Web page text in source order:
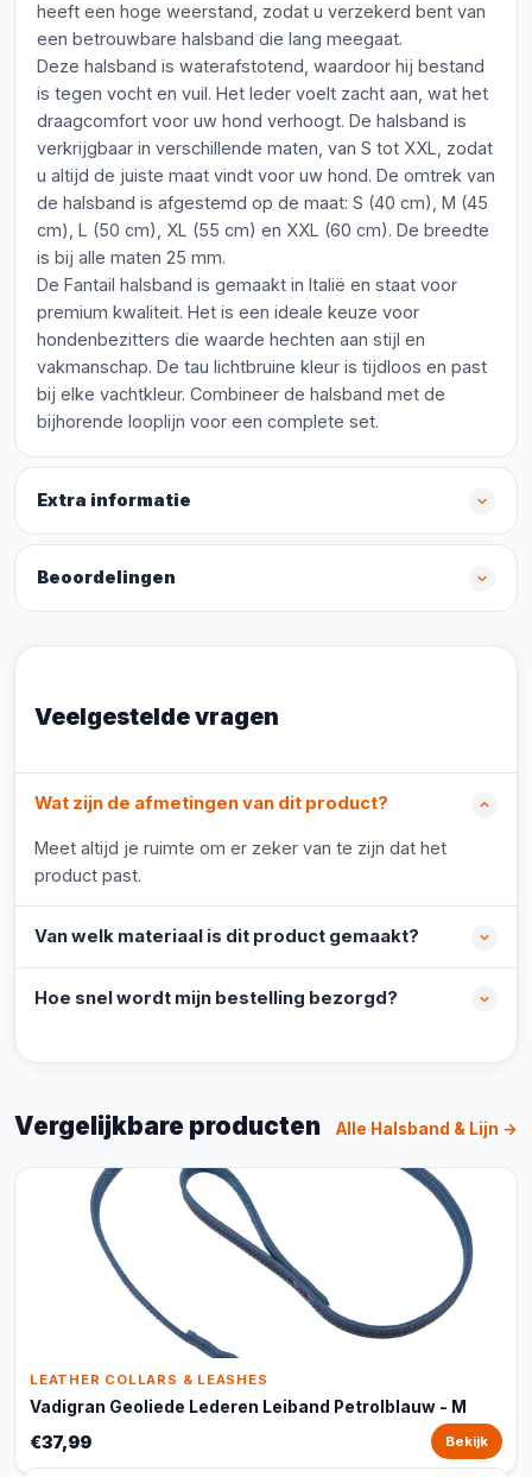
heeft een hoge weerstand, zodat u verzekerd bent van
een betrouwbare halsband die lang meegaat.
Deze halsband is waterafstotend, waardoor hij bestand
is tegen vocht en vuil. Het leder voelt zacht aan, wat het
draagcomfort voor uw hond verhoogt. De halsband is
verkrijgbaar in verschillende maten, van S tot XXL, zodat
u altijd de juiste maat vindt voor uw hond. De omtrek van
de halsband is afgestemd op de maat: S (40 cm), M (45
cm), L (50 cm), XL (55 cm) en XXL (60 cm). De breedte
is bij alle maten 25 mm.
De Fantail halsband is gemaakt in Italië en staat voor
premium kwaliteit. Het is een ideale keuze voor
hondenbezitters die waarde hechten aan stijl en
vakmanschap. De tau lichtbruine kleur is tijdloos en past
bij elke vachtkleur. Combineer de halsband met de
bijhorende looplijn voor een complete set.
Extra informatie
Beoordelingen
Veelgestelde vragen
Wat zijn de afmetingen van dit product?
Meet altijd je ruimte om er zeker van te zijn dat het
product past.
Van welk materiaal is dit product gemaakt?
Hoe snel wordt mijn bestelling bezorgd?
Vergelijkbare producten Alle Halsband & Lijn →
LEATHER COLLARS & LEASHES
Vadigran Geoliede Lederen Leiband Petrolblauw - M
€37,99 Bekijk